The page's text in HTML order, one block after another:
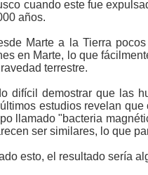
cuando este fue
años.
Marte a la Tierra
en Marte, lo que
terrestre.
difícil demostrar que las
estudios revelan
llamado "bacteria
ser similares, lo que
esto, el resultado sería